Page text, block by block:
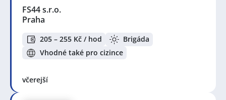
FS44 s.r.o.
Praha
205 – 255 Kč / hod
Brigáda
Vhodné také pro cizince
včerejší